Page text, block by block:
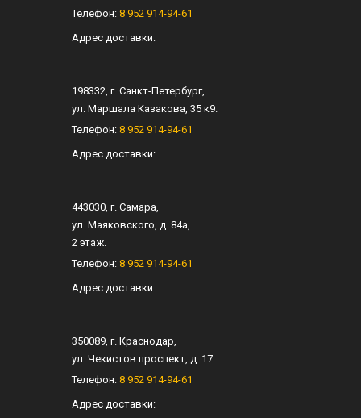
Телефон: 8 952 914-94-61
Адрес доставки:
198332, г. Санкт-Петербург,
ул. Маршала Казакова, 35 к9.
Телефон: 8 952 914-94-61
Адрес доставки:
443030, г. Самара,
ул. Маяковского, д. 84а,
2 этаж.
Телефон: 8 952 914-94-61
Адрес доставки:
350089, г. Краснодар,
ул. Чекистов проспект, д. 17.
Телефон: 8 952 914-94-61
Адрес доставки: